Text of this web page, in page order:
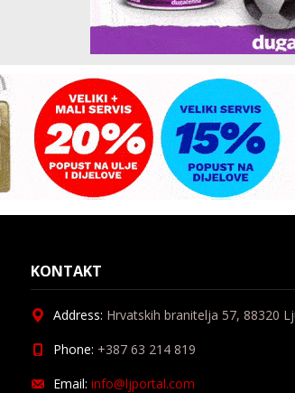
KONTAKT
Address: Hrvatskih branitelja 57, 88320
Phone: +387 63 214 819
Email: info@ljportal.com